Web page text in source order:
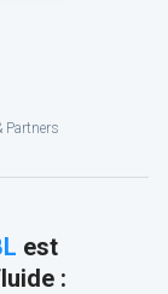
Partners
est
: